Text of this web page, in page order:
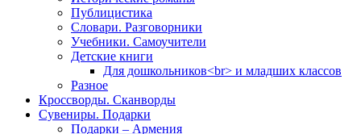
Публицистика
Словари. Разговорники
Учебники. Самоучители
Детские книги
Для дошкольников<br> и младших классов
Разное
Кроссворды. Сканворды
Сувениры. Подарки
Подарки – Армения